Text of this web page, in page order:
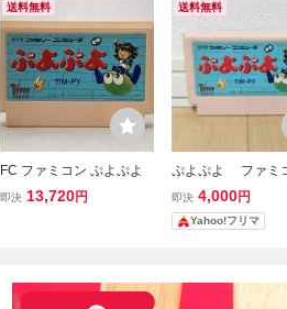
送料無料
FC ファミコン ぷよぷよ
即決 13,720円
送料無料
ぷよぷよ ファ
ソフトのみ
即決 4,000円
Yahoo!フリマ